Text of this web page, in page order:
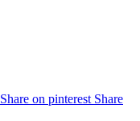
Share on pinterest Share